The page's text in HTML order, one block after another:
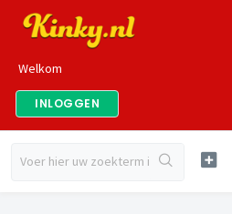
Welkom
INLOGGEN